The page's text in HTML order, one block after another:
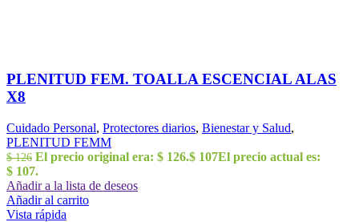
PLENITUD FEM. TOALLA ESCENCIAL ALAS
X8
Cuidado Personal, Protectores diarios, Bienestar y Salud,
PLENITUD FEMM
$126 El precio original era: $ 126.$ 107El precio actual es:
$ 107.
Añadir a la lista de deseos
Añadir al carrito
Vista rápida